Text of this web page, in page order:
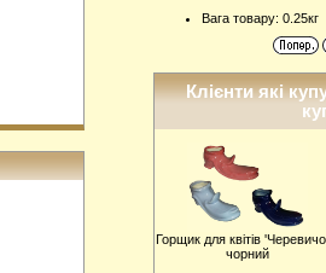
Вага товару: 0.25кг
Клієнти які
Горщик для квітів
чорний